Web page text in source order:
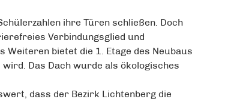
ihre Türen schließen. Doch
Verbindungsglied und
bietet die 1. Etage des Neubaus
Das Dach wurde als ökologisches
dass der Bezirk Lichtenberg die